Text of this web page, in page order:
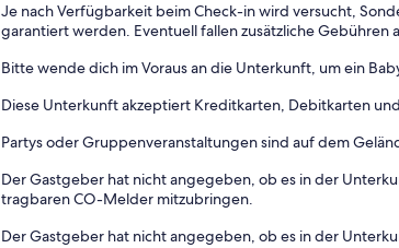
Je nach Verfügbarkeit beim Check-in wird versucht,
garantiert werden. Eventuell fallen zusätzliche Gebühren
Bitte wende dich im Voraus an die Unterkunft, um ein
Diese Unterkunft akzeptiert Kreditkarten, Debitkarten
Partys oder Gruppenveranstaltungen sind auf dem
Der Gastgeber hat nicht angegeben, ob es in der
tragbaren CO-Melder mitzubringen.
Der Gastgeber hat nicht angegeben, ob es in der